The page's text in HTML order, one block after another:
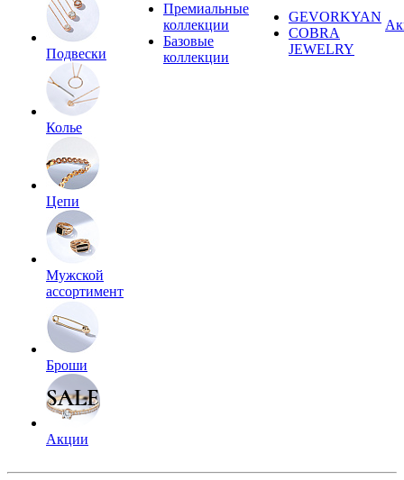
Подвески
Колье
Цепи
Мужской
ассортимент
Броши
Акции
Премиальные
коллекции
Базовые
коллекции
GEVORKYAN
COBRA
JEWELRY